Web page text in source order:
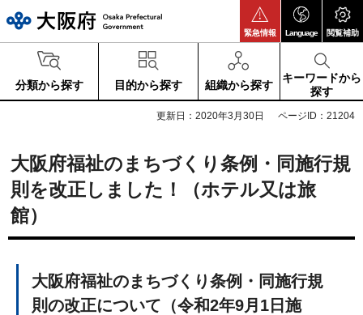
緊急情報 Language 閲覧補助
分類から探す 目的から探す 組織から探す
キーワードから
探す
更新日：2020年3月30日 ページID：21204
大阪府福祉のまちづくり条例・同施行規
則を改正しました！（ホテル又は旅
館）
大阪府福祉のまちづくり条例・同施行規
則の改正について（令和2年9月1日施